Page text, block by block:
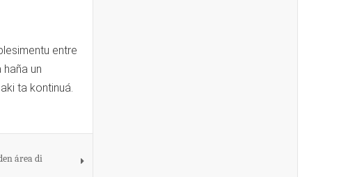
entre
un
ta kontinuá.
área di